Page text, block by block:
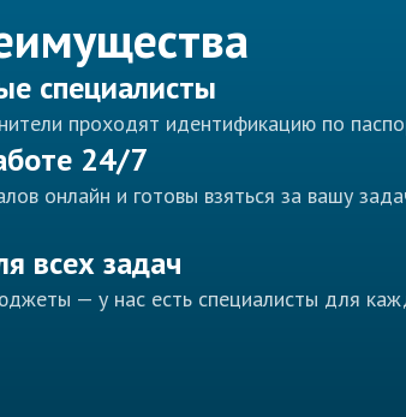
специалисты
проходят идентификацию по
24/7
онлайн и готовы взяться за вашу
всех задач
— у нас есть специалисты для